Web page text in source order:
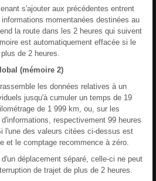
s'ajouter aux précédentes entrent
momentanées destinées au
la route dans les 2 heures qui suivent
est automatiquement effacée si le
de 2 heures.
(mémoire 2)
les données relatives à un
jusqu'à cumuler un temps de 19
de 1 999 km, ou, sur les
respectivement 99 heures
l'une des valeurs citées ci-dessus est
et le comptage recommence à zéro.
déplacement séparé, celle-ci ne peut
de trajet de plus de 2 heures.